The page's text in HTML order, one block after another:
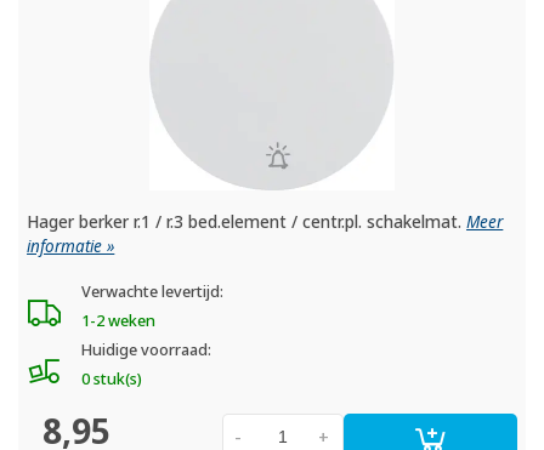
Hager berker r.1 / r.3 bed.element / centr.pl. schakelmat.Meer
informatie »
Verwachte levertijd:
1-2 weken
Huidige voorraad:
0 stuk(s)
8,95 +
-